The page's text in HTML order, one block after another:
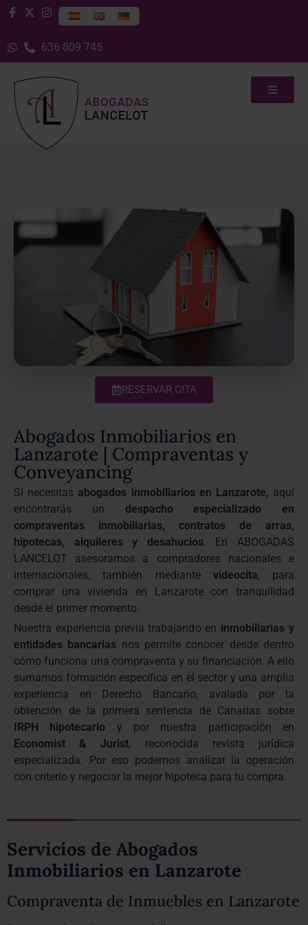
636 809 745
RESERVAR CITA
Abogados Inmobiliarios en
Lanzarote | Compraventas y
Conveyancing
Si necesitas abogados inmobiliarios en Lanzarote, aquí
encontrarás un despacho especializado en
compraventas inmobiliarias, contratos de arras,
hipotecas, alquileres y desahucios. En ABOGADAS
LANCELOT asesoramos a compradores nacionales e
internacionales, también mediante videocita, para
comprar una vivienda en Lanzarote con tranquilidad
desde el primer momento.
Nuestra experiencia previa trabajando en inmobiliarias y
entidades bancarias nos permite conocer desde dentro
cómo funciona una compraventa y su financiación. A ello
sumamos formación específica en el sector y una amplia
experiencia en Derecho Bancario, avalada por la
obtención de la primera sentencia de Canarias sobre
IRPH hipotecario y por nuestra participación en
Economist & Jurist, reconocida revista jurídica
especializada. Por eso podemos analizar la operación
con criterio y negociar la mejor hipoteca para tu compra.
Servicios de Abogados
Inmobiliarios en Lanzarote
Compraventa de Inmuebles en Lanzarote